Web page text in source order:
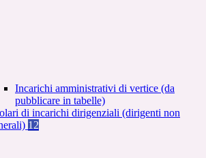
Incarichi amministrativi di vertice (da
pubblicare in tabelle)
di incarichi dirigenziali (dirigenti non
12